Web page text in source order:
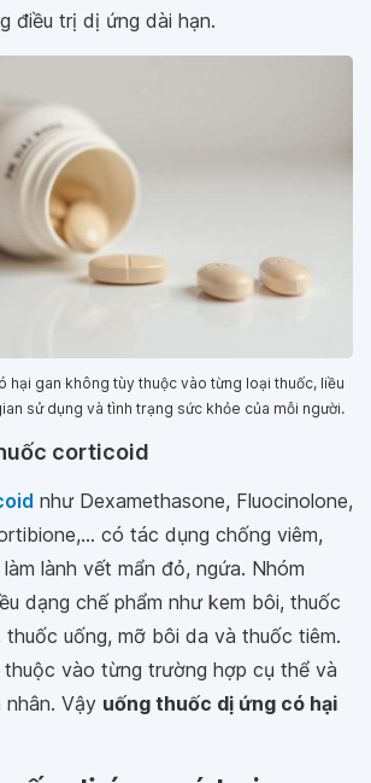
điều trị dị ứng dài hạn.
hại gan không tùy thuộc vào từng loại thuốc, liều
sử dụng và tình trạng sức khỏe của mỗi người.
corticoid
như Dexamethasone, Fluocinolone,
có tác dụng chống viêm,
lành vết mẩn đỏ, ngứa. Nhóm
dạng chế phẩm như kem bôi, thuốc
thuốc uống, mỡ bôi da và thuốc tiêm.
thuộc vào từng trường hợp cụ thể và
Vậy uống thuốc dị ứng có hại